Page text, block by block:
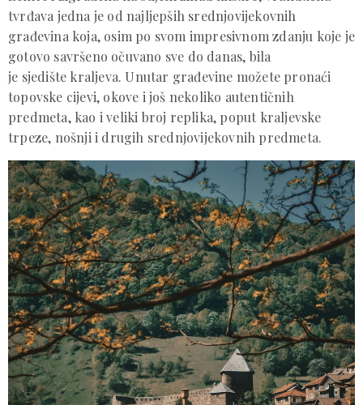
tvrđava jedna je od najljepših srednjovijekovnih
građevina koja, osim po svom impresivnom zdanju koje je
gotovo savršeno očuvano sve do danas, bila
je sjedište kraljeva. Unutar građevine možete pronaći
topovske cijevi, okove i još nekoliko autentičnih
predmeta, kao i veliki broj replika, poput kraljevske
trpeze, nošnji i drugih srednjovijekovnih predmeta.